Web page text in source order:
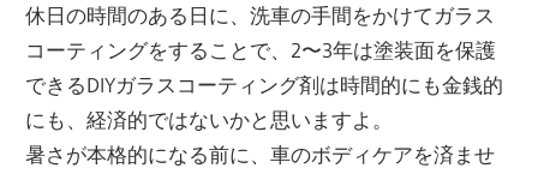
休日の時間のある日に、洗車の手間をかけてガラス
コーティングをすることで、2〜3年は塗装面を保護
できるDIYガラスコーティング剤は時間的にも金銭的
にも、経済的ではないかと思いますよ。
暑さが本格的になる前に、車のボディケアを済ませ